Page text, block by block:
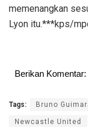
memenangkan
Lyon itu.***kps/
Berikan Komentar:
Tags: Bruno
Newcastle United